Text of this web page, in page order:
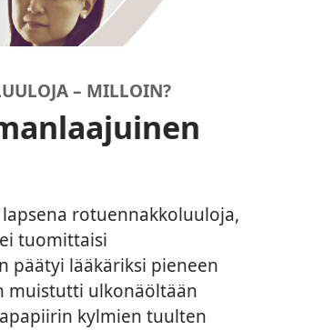
– MILLOIN?
lapsena rotuennakkoluuloja,
tuomittaisi
päätyi lääkäriksi pieneen
muistutti ulkonäöltään
kylmien tuulten